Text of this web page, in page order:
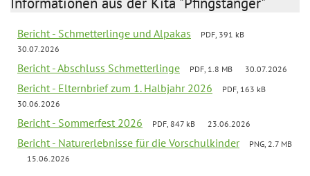
Bericht - Schmetterlinge und Alpakas
PDF, 391 kB
30.07.2026
Bericht - Abschluss Schmetterlinge PDF, 1.8 MB 30.07.2026
Bericht - Elternbrief zum 1. Halbjahr 2026
PDF, 163 kB
30.06.2026
Bericht - Sommerfest 2026 PDF, 847 kB 23.06.2026
Bericht - Naturerlebnisse für die Vorschulkinder
PNG, 2.7 MB
15.06.2026